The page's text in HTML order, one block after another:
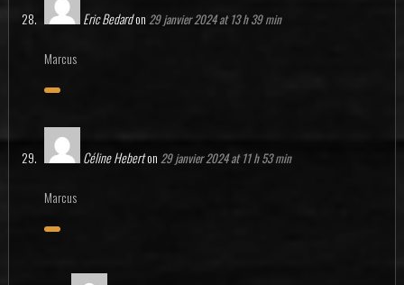
Eric Bedardon 29 janvier 2024 at 13 h 39 min
Marcus
Céline Heberton 29 janvier 2024 at 11 h 53 min
Marcus